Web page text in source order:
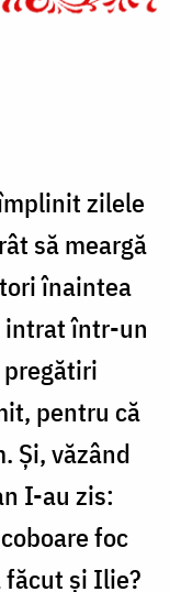
zilele
să meargă
înaintea
intrat într-un
pentru că
Şi, văzând
I-au zis:
foc
făcut şi Ilie?